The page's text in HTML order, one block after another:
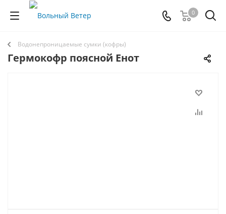
0
Водонепроницаемые сумки (кофры)
Гермокофр поясной Енот